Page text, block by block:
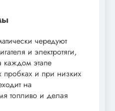
чередуют
и электротяги,
каждом этапе
и при низких
на
топливо и делая